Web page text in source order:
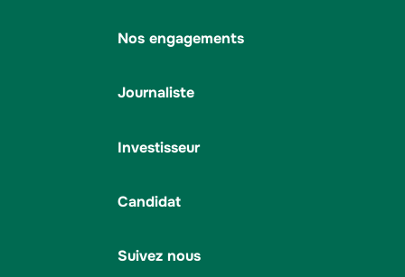
Nos engagements
Journaliste
Investisseur
Candidat
Suivez nous